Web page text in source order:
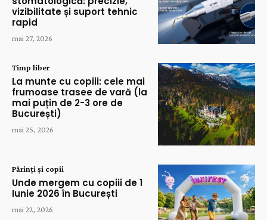
vizibilitate și suport tehnic
rapid
mai 27, 2026
Timp liber
La munte cu copiii: cele mai
frumoase trasee de vară (la
mai puțin de 2-3 ore de
București)
mai 25, 2026
Părinți și copii
Unde mergem cu copiii de 1
Iunie 2026 în București
mai 22, 2026